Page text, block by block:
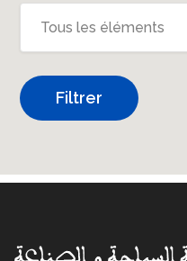
Filtrer